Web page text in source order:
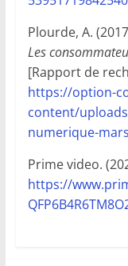
Plourde, A.
Les
[Rapport de
https://option-
content/
numerique-
Prime video.
https://